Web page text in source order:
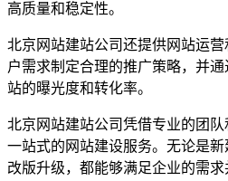
高质量和稳定性。
北京网站建站公司还提供网站运
户需求制定合理的推广策略，并
站的曝光度和转化率。
北京网站建站公司凭借专业的团
一站式的网站建设服务。无论是
改版升级，都能够满足企业的需